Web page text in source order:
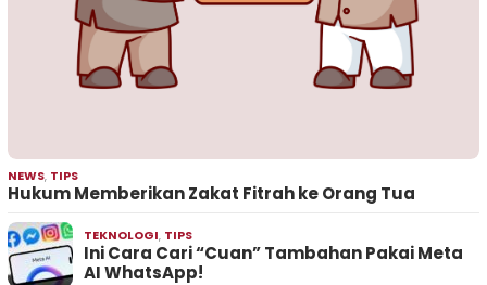
NEWS, TIPS
Hukum Memberikan Zakat Fitrah ke Orang Tua
TEKNOLOGI, TIPS
Ini Cara Cari “Cuan” Tambahan Pakai Meta
AI WhatsApp!